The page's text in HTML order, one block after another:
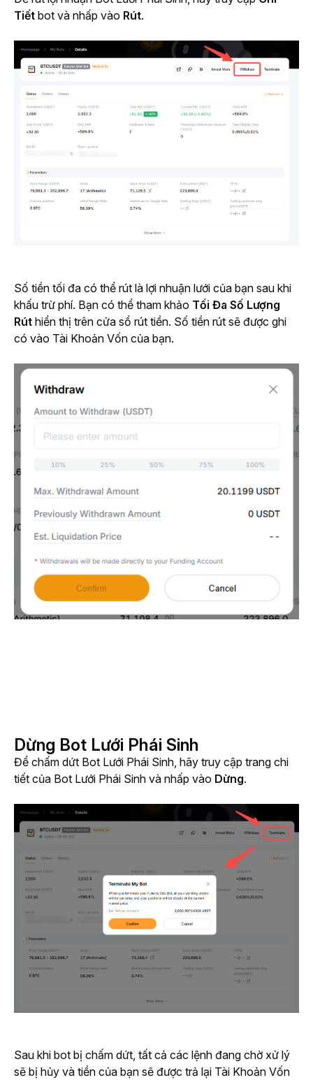
Tiết bot và nhấp vào Rút.
Số tiền tối đa có thể rút là lợi nhuận lưới của bạn sau khi
khấu trừ phí. Bạn có thể tham khảo Tối Đa Số Lượng
Rút hiển thị trên cửa sổ rút tiền. Số tiền rút sẽ được ghi
có vào Tài Khoản Vốn của bạn.
Dừng Bot Lưới Phái Sinh
Để chấm dứt Bot Lưới Phái Sinh, hãy truy cập trang chi
tiết của Bot Lưới Phái Sinh và nhấp vào Dừng.
Sau khi bot bị chấm dứt, tất cả các lệnh đang chờ xử lý
sẽ bị hủy và tiền của bạn sẽ được trả lại Tài Khoản Vốn